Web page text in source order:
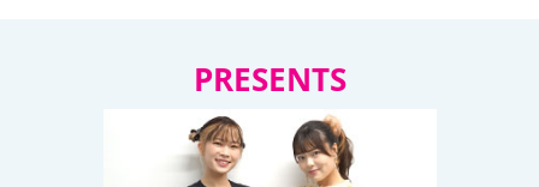
PRESENTS